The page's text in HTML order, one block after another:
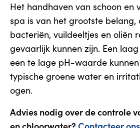
Het handhaven van schoon en
spa is van het grootste belang,
bacteriën, vuildeeltjes en oliën
gevaarlijk kunnen zijn. Een
een te lage pH-waarde
typische groene water en
ogen.
Advies nodig over de controle